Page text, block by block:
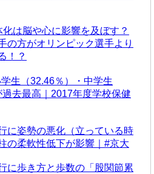
化は脳や心に影響を及ぼす？
の方がオリンピック選手より
！？
生（32.46％）・中学生
過去最高｜2017年度学校保健
に姿勢の悪化（立っている時
の柔軟性低下が影響｜#京大
に歩き方と歩数の「股関節累